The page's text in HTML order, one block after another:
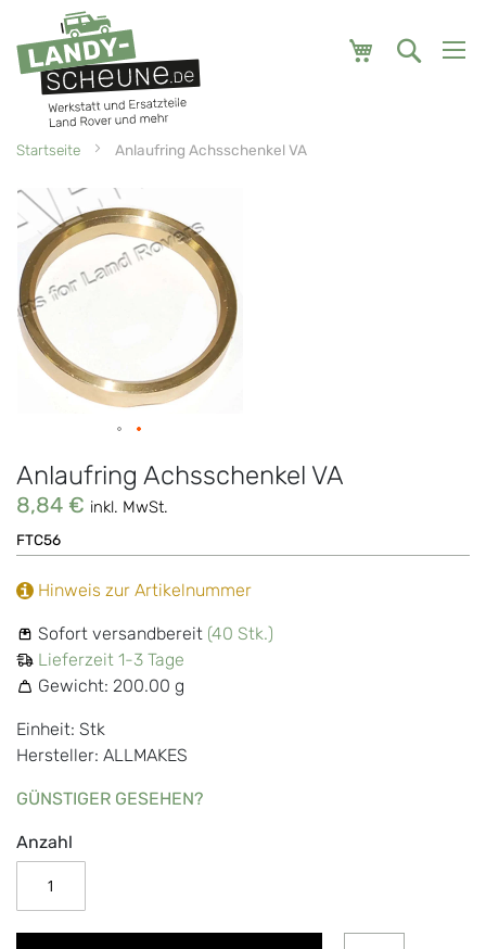
Mein
Startseite Anlaufring Achsschenkel VA
Zum
Ende
der
Bildgalerie
springen
Anlaufring Achsschenkel VA
8,84 € inkl. MwSt.
FTC56
Sofort versandbereit (40 Stk.)
Lieferzeit 1-3 Tage
Gewicht: 200.00 g
Einheit: Stk
Hersteller: ALLMAKES
GÜNSTIGER GESEHEN?
Hinweis zur Artikelnummer
Anzahl